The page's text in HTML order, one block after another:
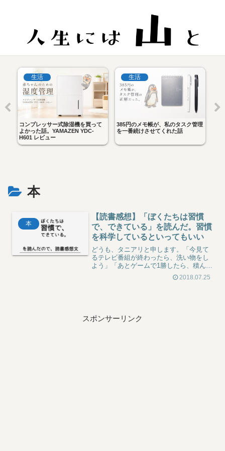
生活
コンプレッサー式除湿機を買って
よかった話。YAMAZEN YDC-
H601 レビュー
生活
385円のメモ帳が、私のタスク管理
を一番続けさせてくれた話
本
本
【読書感想】「ぼくたちは習慣
で、できている」を読んだ。習慣
を科学しているといってもいい
どうも、タニアリと申します。「今見て
るテレビ番組が終わったら、洗い物をし
よう」「あとゲームで1勝したら、積んで
る本を読もう」「30分後に、勉強をはじ
めよう」僕は何回同じ過ちを繰り返せば
2018.07.25
スポンサーリンク